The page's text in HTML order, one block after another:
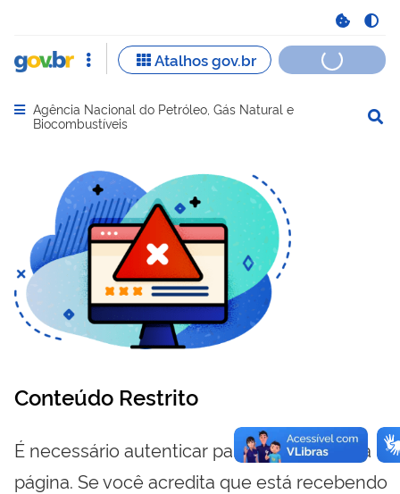
Abrir menu principal de navegação
Agência Nacional do Petróleo, Gás Natural e
Biocombustíveis
Conteúdo Restrito
É necessário autenticar para visualizar essa
página. Se você acredita que está recebendo